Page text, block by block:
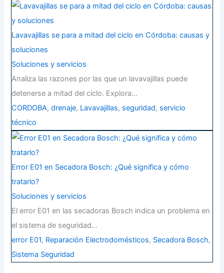
Lavavajillas se para a mitad del ciclo en Córdoba: causas y
soluciones
Soluciones y servicios
Analiza las razones por las que un lavavajillas puede
detenerse a mitad del ciclo. Explora…
CORDOBA,drenaje, Lavavajillas, seguridad, servicio
técnico
Error E01 en Secadora Bosch: ¿Qué significa y cómo
tratarlo?
Soluciones y servicios
El error E01 en las secadoras Bosch indica un problema en
el sistema de seguridad…
error E01, Reparación Electrodomésticos, Secadora Bosch,
Sistema Seguridad